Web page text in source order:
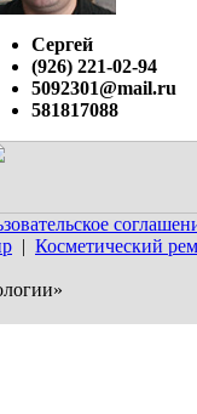
Сергей
(926) 221-02-94
5092301@mail.ru
581817088
| Косметический